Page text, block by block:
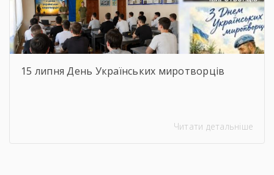
15 липня День Українських миротворців
Читати детальніше